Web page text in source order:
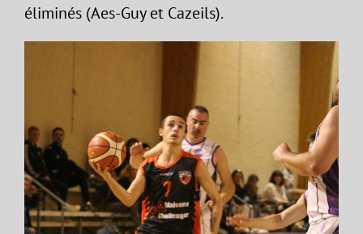
éliminés (Aes-Guy et Cazeils).